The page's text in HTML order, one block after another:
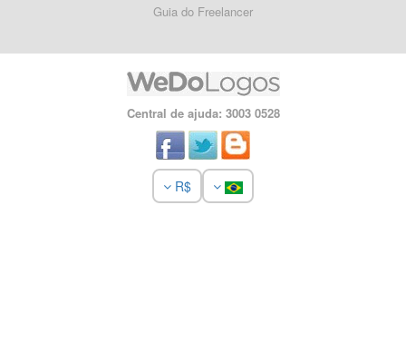
Guia do Freelancer
Central de ajuda: 3003 0528
R$